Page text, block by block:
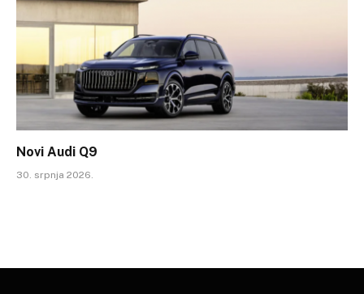
Novi Audi Q9
30. srpnja 2026.